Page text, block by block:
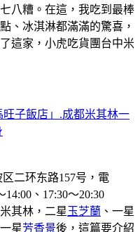
八糟。在這，我吃到最棒
、冰淇淋都滿滿的驚喜，
這家，小虎吃貨團台中米
旺子飯店」.成都米其林一
二环东路157号，電
14:00、17:30〜20:30
其林，二星 玉芝蘭 、一星
一星芳香景後，這篇要介紹